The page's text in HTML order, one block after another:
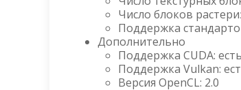
Число блоков
Поддержка
Дополнительно
Поддержка CUDA:
Поддержка Vulkan:
Версия OpenCL: 2.0